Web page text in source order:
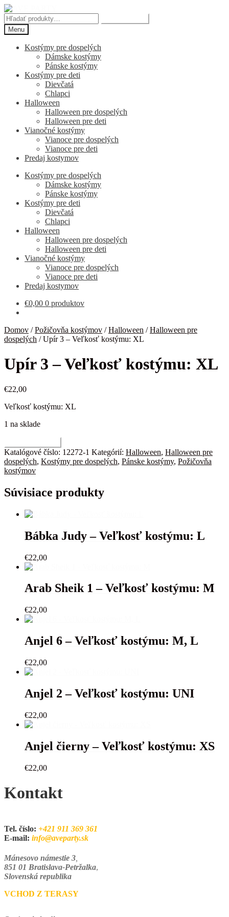
Preskočiť
na
navigáciu
Preskočiť
na
obsah
Hľadať:
Menu
Kostýmy pre dospelých
Dámske kostýmy
Pánske kostýmy
Kostýmy pre deti
Dievčatá
Chlapci
Halloween
Halloween pre dospelých
Halloween pre deti
Vianočné kostýmy
Vianoce pre dospelých
Vianoce pre deti
Predaj kostymov
Kostýmy pre dospelých
Dámske kostýmy
Pánske kostýmy
Kostýmy pre deti
Dievčatá
Chlapci
Halloween
Halloween pre dospelých
Halloween pre deti
Vianočné kostýmy
Vianoce pre dospelých
Vianoce pre deti
Predaj kostymov
€0,00 0 produktov
Domov /Požičovňa kostýmov /Halloween /Halloween pre
dospelých /Upír 3 – Veľkosť kostýmu: XL
Upír 3 – Veľkosť kostýmu: XL
€22,00
Veľkosť kostýmu: XL
1 na sklade
Upír
3
-
Veľkosť
kostýmu:
XL
Katalógové číslo: 12272-1 Kategórií: Halloween, Halloween pre
dospelých, Kostýmy pre dospelých, Pánske kostýmy, Požičovňa
kostýmov
Súvisiace produkty
Bábka Judy – Veľkosť kostýmu: L
€22,00
Arab Sheik 1 – Veľkosť kostýmu: M
€22,00
Anjel 6 – Veľkosť kostýmu: M, L
€22,00
Anjel 2 – Veľkosť kostýmu: UNI
€22,00
Anjel čierny – Veľkosť kostýmu: XS
€22,00
Kontakt
Tel. číslo: +421 911 369 361
E-mail: info@aveparty.sk
Mánesovo námestie 3
851 01 Bratislava-Petržalka,
Slovenská republika
VCHOD Z TERASY